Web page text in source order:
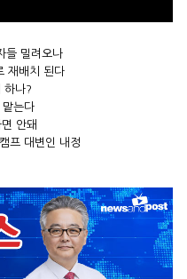
들 밀려오나
재배치 된다
하나?
맡는다
안돼
프 대변인 내정